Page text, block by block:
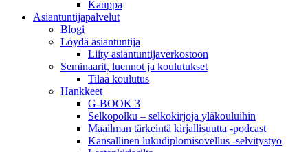
Kauppa
Asiantuntija­palvelut
Blogi
Löydä asiantuntija
Liity asiantuntijaverkostoon
Seminaarit, luennot ja koulutukset
Tilaa koulutus
Hankkeet
G-BOOK 3
Selkopolku – selkokirjoja yläkouluihin
Maailman tärkeintä kirjallisuutta -podcast
Kansallinen lukudiplomisovellus -selvitystyö